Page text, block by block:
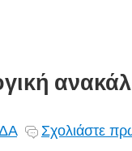
Σχολιάστε